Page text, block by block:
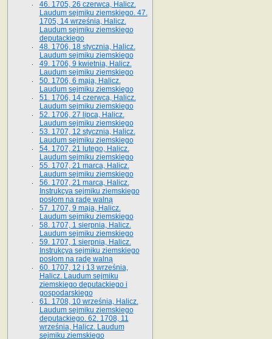
46. 1705, 26 czerwca, Halicz.
Laudum sejmiku ziemskiego. 47.
1705, 14 września, Halicz.
Laudum sejmiku ziemskiego
deputackiego
48. 1706, 18 stycznia, Halicz.
Laudum sejmiku ziemskiego
49. 1706, 9 kwietnia, Halicz.
Laudum sejmiku ziemskiego
50. 1706, 6 maja, Halicz.
Laudum sejmiku ziemskiego
51. 1706, 14 czerwca, Halicz.
Laudum sejmiku ziemskiego
52. 1706, 27 lipca, Halicz.
Laudum sejmiku ziemskiego
53. 1707, 12 stycznia, Halicz.
Laudum sejmiku ziemskiego
54. 1707, 21 lutego, Halicz.
Laudum sejmiku ziemskiego
55. 1707, 21 marca, Halicz.
Laudum sejmiku ziemskiego
56. 1707, 21 marca, Halicz.
Instrukcya sejmiku ziemskiego
posłom na radę walną
57. 1707, 9 maja, Halicz.
Laudum sejmiku ziemskiego
58. 1707, 1 sierpnia, Halicz.
Laudum sejmiku ziemskiego
59. 1707, 1 sierpnia, Halicz.
Instrukcya sejmiku ziemskiego
posłom na radę walną
60. 1707, 12 i 13 września,
Halicz. Laudum sejmiku
ziemskiego deputackiego i
gospodarskiego
61. 1708, 10 września, Halicz.
Laudum sejmiku ziemskiego
deputackiego. 62. 1708, 11
września, Halicz. Laudum
sejmiku ziemskiego